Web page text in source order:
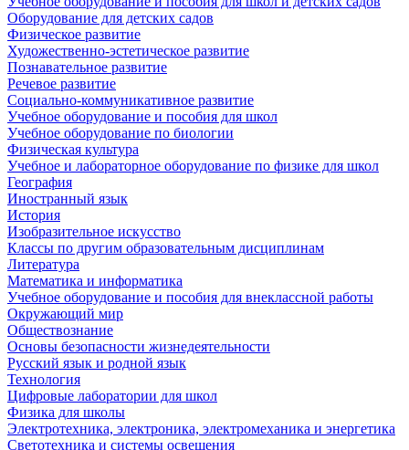
Оборудование для детских садов
Физическое развитие
Художественно-эстетическое развитие
Познавательное развитие
Речевое развитие
Социально-коммуникативное развитие
Учебное оборудование и пособия для школ
Учебное оборудование по биологии
Физическая культура
Учебное и лабораторное оборудование по физике для школ
География
Иностранный язык
История
Изобразительное искусство
Классы по другим образовательным дисциплинам
Литература
Математика и информатика
Учебное оборудование и пособия для внеклассной работы
Окружающий мир
Обществознание
Основы безопасности жизнедеятельности
Русский язык и родной язык
Технология
Цифровые лаборатории для школ
Физика для школы
Электротехника, электроника, электромеханика и энергетика
Светотехника и системы освещения